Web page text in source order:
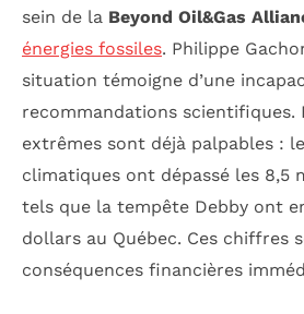
sein de la Beyond Oil&Gas
énergies fossiles. Philippe
situation témoigne d’une
recommandations
extrêmes sont déjà palpables :
climatiques ont dépassé les 8,5
tels que la tempête Debby ont
dollars au Québec. Ces chiffres
conséquences financières